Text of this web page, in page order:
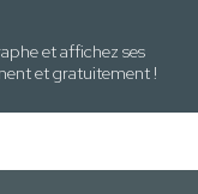
et affichez ses
et gratuitement !